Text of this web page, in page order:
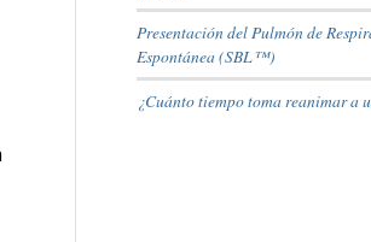
Presentación del Pulmón de
Espontánea (SBL™)
¿Cuánto tiempo toma reanimar a